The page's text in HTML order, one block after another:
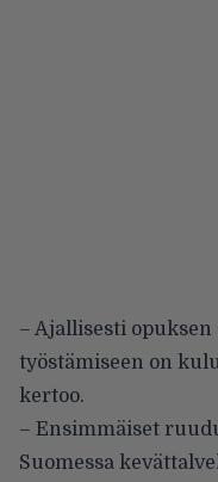
– Ajallisesti
työstämiseen on
kertoo.
– Ensimmäiset
Suomessa